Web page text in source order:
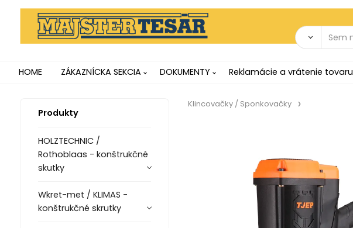
HOME ZÁKAZNÍCKA SEKCIA DOKUMENTY Reklamácie a vrátenie tovaru
Produkty
HOLZTECHNIC /
Rothoblaas - konštrukčné
skutky
Wkret-met / KLIMAS -
konštrukčné skrutky
Klincovačky / Sponkovačky